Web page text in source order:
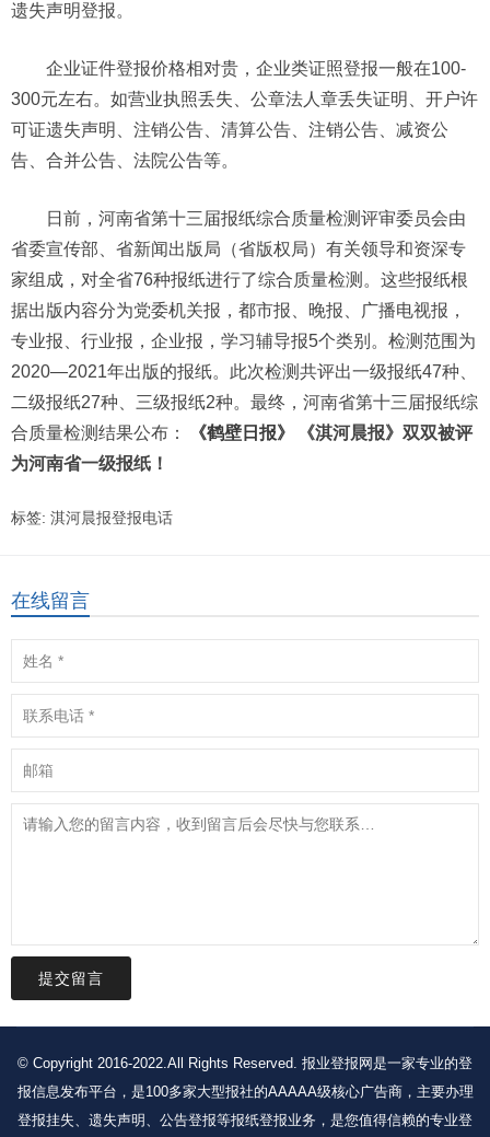
遗失声明登报。
企业证件登报价格相对贵，企业类证照登报一般在100-
300元左右。如营业执照丢失、公章法人章丢失证明、开户许
可证遗失声明、注销公告、清算公告、注销公告、减资公
告、合并公告、法院公告等。
日前，河南省第十三届报纸综合质量检测评审委员会由
省委宣传部、省新闻出版局（省版权局）有关领导和资深专
家组成，对全省76种报纸进行了综合质量检测。这些报纸根
据出版内容分为党委机关报，都市报、晚报、广播电视报，
专业报、行业报，企业报，学习辅导报5个类别。检测范围为
2020—2021年出版的报纸。此次检测共评出一级报纸47种、
二级报纸27种、三级报纸2种。最终，河南省第十三届报纸综
合质量检测结果公布：
《鹤壁日报》 《淇河晨报》 双双被评
为河南省一级报纸！
标签: 淇河晨报登报电话
在线留言
提交留言
© Copyright 2016-2022.All Rights Reserved. 报业登报网是一家专业的登
报信息发布平台，是100多家大型报社的AAAAA级核心广告商，主要办理
登报挂失、遗失声明、公告登报等报纸登报业务，是您值得信赖的专业登